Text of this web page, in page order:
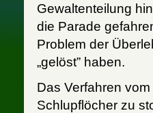
Gewaltenteilung
die Parade
Problem der
„gelöst” haben.
Das Verfahren
Schlupflöcher zu